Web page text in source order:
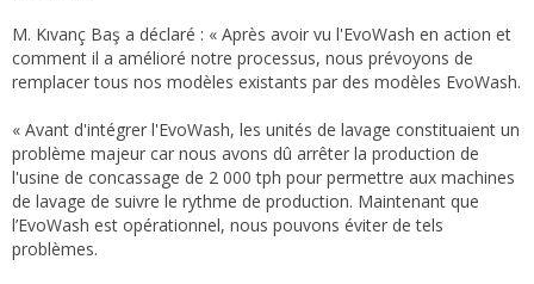
M. Kıvanç Baş a déclaré : « Après avoir vu l'EvoWash en action et
comment il a amélioré notre processus, nous prévoyons de
remplacer tous nos modèles existants par des modèles EvoWash.
« Avant d'intégrer l'EvoWash, les unités de lavage constituaient un
problème majeur car nous avons dû arrêter la production de
l'usine de concassage de 2 000 tph pour permettre aux machines
de lavage de suivre le rythme de production. Maintenant que
l’EvoWash est opérationnel, nous pouvons éviter de tels
problèmes.